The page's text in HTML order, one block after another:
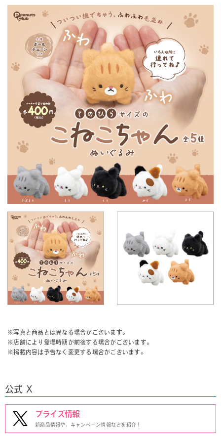
ツクラ
ブのカ
プセル
トイの
Xはこ
ちら
ツ・ク
ラブ
ルトイ
メーカ
ーの人
式）のI
nstag
ramは
こちら
※写真と商品とは異なる場合がございます。
※店舗により登場時期が前後する場合がございます。
※掲載内容は予告なく変更する場合がございます。
公式 X
プライズ情報
新商品情報や、キャンペーン情報などを紹介！